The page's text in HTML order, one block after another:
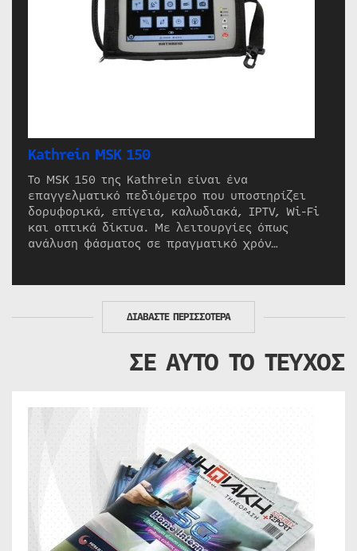
Kathrein MSK 150
Το MSK 150 της Kathrein είναι ένα
επαγγελματικό πεδιόμετρο που υποστηρίζει
δορυφορικά, επίγεια, καλωδιακά, IPTV, Wi-Fi
και οπτικά δίκτυα. Με λειτουργίες όπως
ανάλυση φάσματος σε πραγματικό χρόν…
ΔΙΑΒΑΣΤΕ ΠΕΡΙΣΣΟΤΕΡΑ
ΣΕ ΑΥΤΟ ΤΟ ΤΕΥΧΟΣ